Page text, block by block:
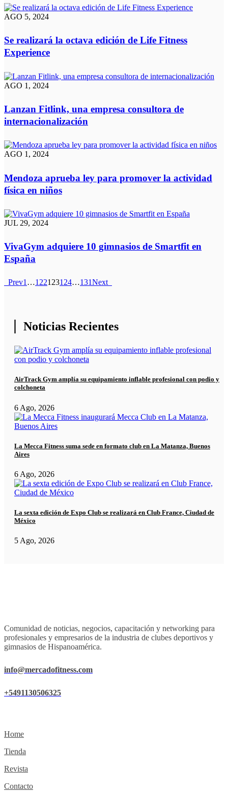
AGO 5, 2024
Se realizará la octava edición de Life Fitness
Experience
AGO 1, 2024
Lanzan Fitlink, una empresa consultora de
internacionalización
AGO 1, 2024
Mendoza aprueba ley para promover la actividad
física en niños
JUL 29, 2024
VivaGym adquiere 10 gimnasios de Smartfit en
España
Prev1 …122123124…131Next
Noticias Recientes
AirTrack Gym amplía su equipamiento inflable profesional con podio y
colchoneta
6 Ago, 2026
La Mecca Fitness suma sede en formato club en La Matanza, Buenos
Aires
6 Ago, 2026
La sexta edición de Expo Club se realizará en Club France, Ciudad de
México
5 Ago, 2026
Comunidad de noticias, negocios, capacitación y networking para
profesionales y empresarios de la industria de clubes deportivos y
gimnasios de Hispanoamérica.
info@mercadofitness.com
+5491130506325
Home
Tienda
Revista
Contacto